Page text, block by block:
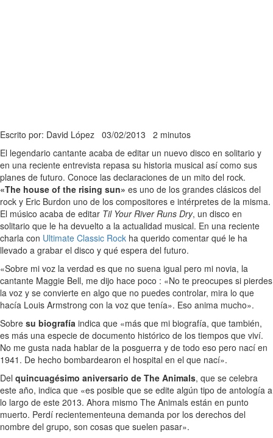
Escrito por: David López 03/02/2013 2 minutos
El legendario cantante acaba de editar un nuevo disco en solitario y
en una reciente entrevista repasa su historia musical así como sus
planes de futuro. Conoce las declaraciones de un mito del rock.
«The house of the rising sun» es uno de los grandes clásicos del
rock y Eric Burdon uno de los compositores e intérpretes de la misma.
El músico acaba de editar Til Your River Runs Dry, un disco en
solitario que le ha devuelto a la actualidad musical. En una reciente
charla con Ultimate Classic Rock ha querido comentar qué le ha
llevado a grabar el disco y qué espera del futuro.
«Sobre mi voz la verdad es que no suena igual pero mi novia, la
cantante Maggie Bell, me dijo hace poco : «No te preocupes si pierdes
la voz y se convierte en algo que no puedes controlar, mira lo que
hacía Louis Armstrong con la voz que tenía». Eso anima mucho».
Sobre su biografía indica que «más que mi biografía, que también,
es más una especie de documento histórico de los tiempos que viví.
No me gusta nada hablar de la posguerra y de todo eso pero nací en
1941. De hecho bombardearon el hospital en el que nací».
Del quincuagésimo aniversario de The Animals, que se celebra
este año, indica que «es posible que se edite algún tipo de antología a
lo largo de este 2013. Ahora mismo The Animals están en punto
muerto. Perdí recientementeuna demanda por los derechos del
nombre del grupo, son cosas que suelen pasar».